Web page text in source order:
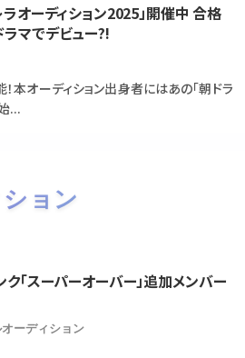
オーディション2025」開催中 合格
マでデビュー?!
本オーディション出身者にはあの「朝ドラ
...
ョン
「スーパーオーバー」追加メンバー
ーディション